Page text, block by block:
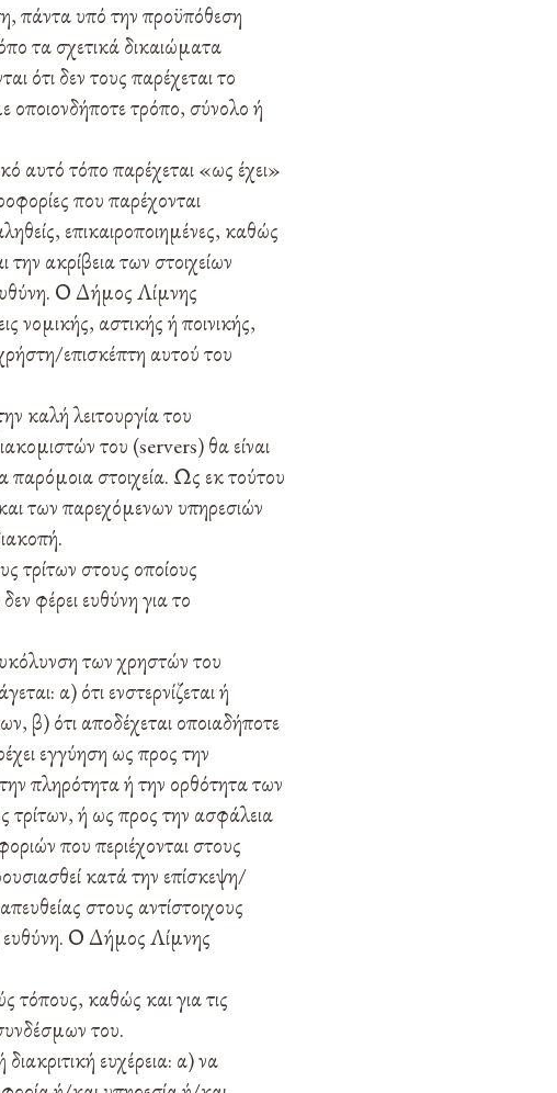
πάντα υπό την προϋπόθεση
τα σχετικά δικαιώματα
ότι δεν τους παρέχεται το
οποιονδήποτε τρόπο, σύνολο ή
αυτό τόπο παρέχεται «ως έχει»
που παρέχονται
επικαιροποιημένες, καθώς
ακρίβεια των στοιχείων
Ο Δήμος Λίμνης
νομικής, αστικής ή ποινικής,
επισκέπτη αυτού του
καλή λειτουργία του
του (servers) θα είναι
στοιχεία. Ως εκ τούτου
των παρεχόμενων υπηρεσιών
τρίτων στους οποίους
φέρει ευθύνη για το
των χρηστών του
α) ότι ενστερνίζεται ή
β) ότι αποδέχεται οποιαδήποτε
εγγύηση ως προς την
πληρότητα ή την ορθότητα των
τρίτων, ή ως προς την ασφάλεια
που περιέχονται στους
κατά την επίσκεψη/
στους αντίστοιχους
ευθύνη. Ο Δήμος Λίμνης
τόπους, καθώς και για τις
του.
ευχέρεια: α) να